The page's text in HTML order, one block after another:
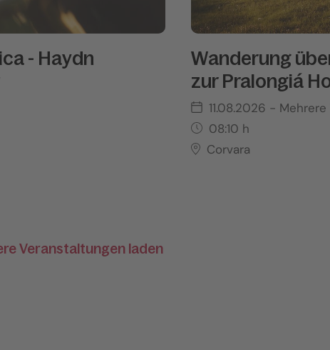
- Haydn
Wanderung
zur Pralongiá
11.08.2026 - Mehrere
08:10 h
Corvara
Veranstaltungen laden